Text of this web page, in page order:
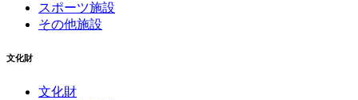
スポーツ施設
その他施設
文化財
文化財